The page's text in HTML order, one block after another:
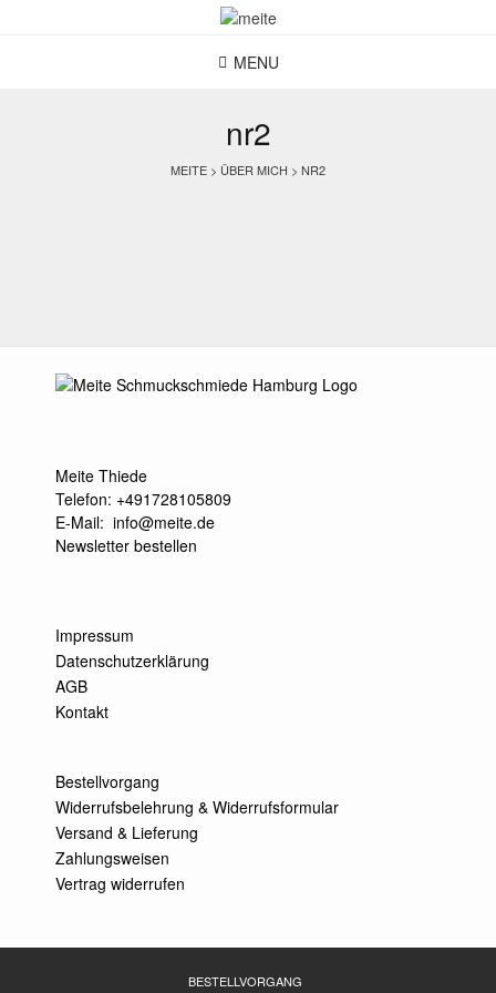
MENU
nr2
MEITE > ÜBER MICH > NR2
Meite Thiede
Telefon: +491728105809
E-Mail: info@meite.de
Newsletter bestellen
Impressum
Datenschutzerklärung
AGB
Kontakt
Bestellvorgang
Widerrufsbelehrung & Widerrufsformular
Versand & Lieferung
Zahlungsweisen
Vertrag widerrufen
BESTELLVORGANG